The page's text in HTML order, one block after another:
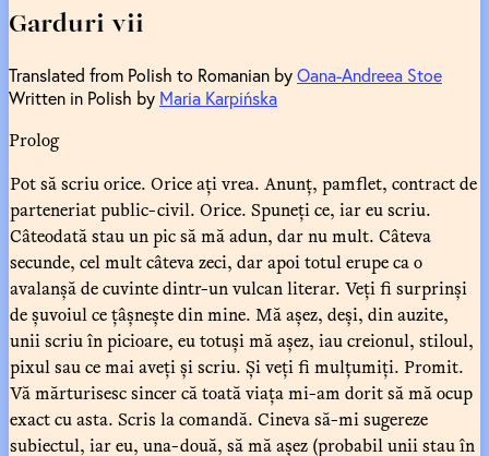
Garduri vii
Translated from Polish to Romanian byOana-Andreea Stoe
Written in Polish by Maria Karpińska
Prolog
Pot să scriu orice. Orice ați vrea. Anunț, pamflet, contract de
parteneriat public-civil. Orice. Spuneți ce, iar eu scriu.
Câteodată stau un pic să mă adun, dar nu mult. Câteva
secunde, cel mult câteva zeci, dar apoi totul erupe ca o
avalanșă de cuvinte dintr-un vulcan literar. Veți fi surprinși
de șuvoiul ce țâșnește din mine. Mă așez, deși, din auzite,
unii scriu în picioare, eu totuși mă așez, iau creionul, stiloul,
pixul sau ce mai aveți și scriu. Și veți fi mulțumiți. Promit.
Vă mărturisesc sincer că toată viața mi-am dorit să mă ocup
exact cu asta. Scris la comandă. Cineva să-mi sugereze
subiectul, iar eu, una-două, să mă așez (probabil unii stau în